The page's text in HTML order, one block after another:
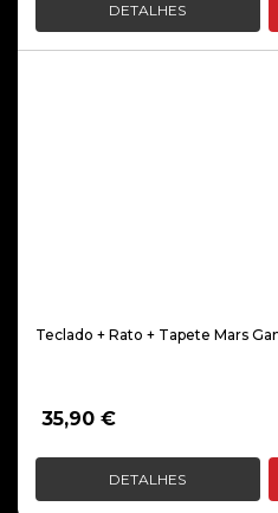
DETALHES
Teclado + Rato + Tapete Mars
35,90 €
DETALHES